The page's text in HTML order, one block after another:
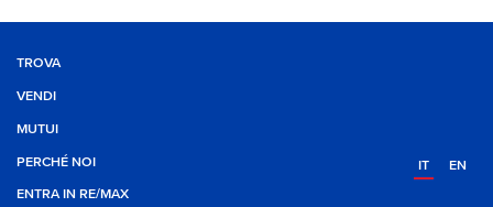
TROVA
VENDI
MUTUI
PERCHÉ NOI
ENTRA IN RE/MAX
IT EN